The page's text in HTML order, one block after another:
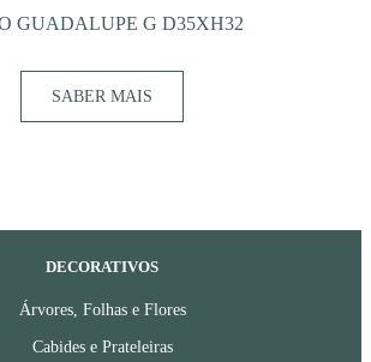
GUADALUPE G D35XH32
SABER MAIS
DECORATIVOS
Árvores, Folhas e Flores
Cabides e Prateleiras